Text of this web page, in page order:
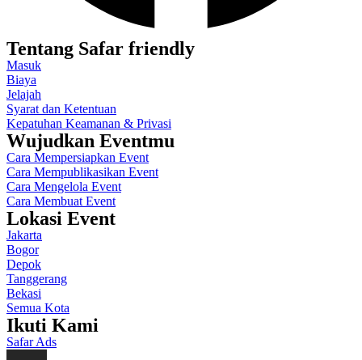
Tentang Safar friendly
Masuk
Biaya
Jelajah
Syarat dan Ketentuan
Kepatuhan Keamanan & Privasi
Wujudkan Eventmu
Cara Mempersiapkan Event
Cara Mempublikasikan Event
Cara Mengelola Event
Cara Membuat Event
Lokasi Event
Jakarta
Bogor
Depok
Tanggerang
Bekasi
Semua Kota
Ikuti Kami
Safar Ads